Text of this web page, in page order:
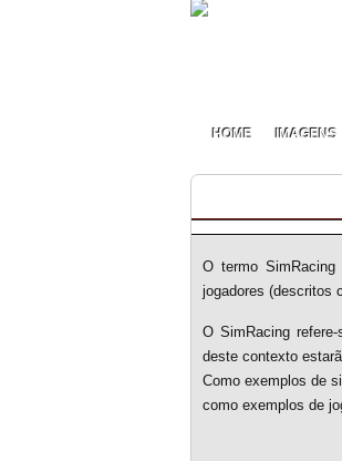
HOME IMAGENS
O termo
jogadores (descritos
O SimRacing
deste contexto
Como exemplos de
como exemplos de